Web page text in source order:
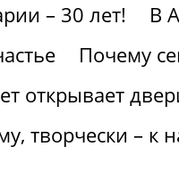
– 30 лет!
В
Почему
открывает
творчески – к